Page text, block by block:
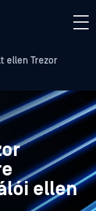
ellen Trezor
ellen